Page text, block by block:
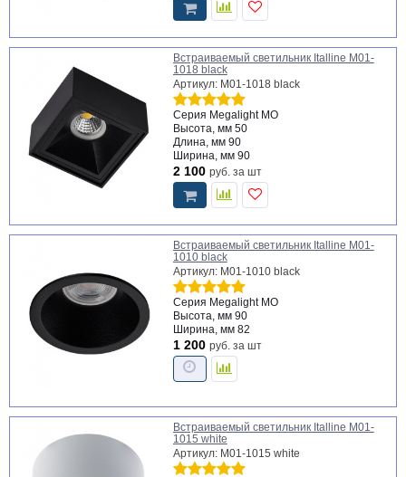
Встраиваемый светильник Italline M01-
1018 black
Артикул: M01-1018 black
Серия Megalight MO
Высота, мм 50
Длина, мм 90
Ширина, мм 90
2 100 руб. за шт
Встраиваемый светильник Italline M01-
1010 black
Артикул: M01-1010 black
Серия Megalight MO
Высота, мм 90
Ширина, мм 82
1 200 руб. за шт
Встраиваемый светильник Italline M01-
1015 white
Артикул: M01-1015 white